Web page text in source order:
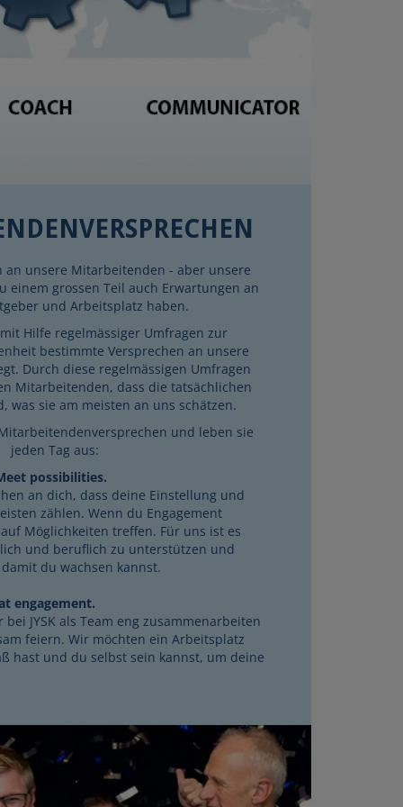
an unsere Mitarbeitenden - aber unsere
einem grossen Teil auch Erwartungen an
und Arbeitsplatz haben.
Hilfe regelmässiger Umfragen zur
bestimmte Versprechen an unsere
Durch diese regelmässigen Umfragen
Mitarbeitenden, dass die tatsächlichen
was sie am meisten an uns schätzen.
und leben sie
jeden Tag aus:
possibilities.
an dich, dass deine Einstellung und
zählen. Wenn du Engagement
Möglichkeiten treffen. Für uns ist es
und beruflich zu unterstützen und
du wachsen kannst.
engagement.
JYSK als Team eng zusammenarbeiten
feiern. Wir möchten ein Arbeitsplatz
hast und du selbst sein kannst, um deine